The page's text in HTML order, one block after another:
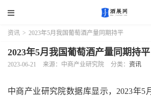
资讯 > 2023年5月我国葡萄酒产量同期持平
2023年5月我国葡萄酒产量同期持平
2023-06-21 来源：中商产业研究院 分类： 资讯
中商产业研究院数据库显示，2023年5